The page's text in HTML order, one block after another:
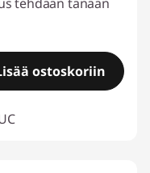
ostoskoriin